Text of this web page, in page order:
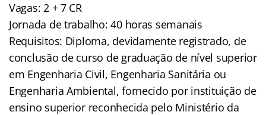
Vagas: 2 + 7 CR
Jornada de trabalho: 40 horas semanais
Requisitos: Diploma, devidamente registrado, de
conclusão de curso de graduação de nível superior
em Engenharia Civil, Engenharia Sanitária ou
Engenharia Ambiental, fornecido por instituição de
ensino superior reconhecida pelo Ministério da